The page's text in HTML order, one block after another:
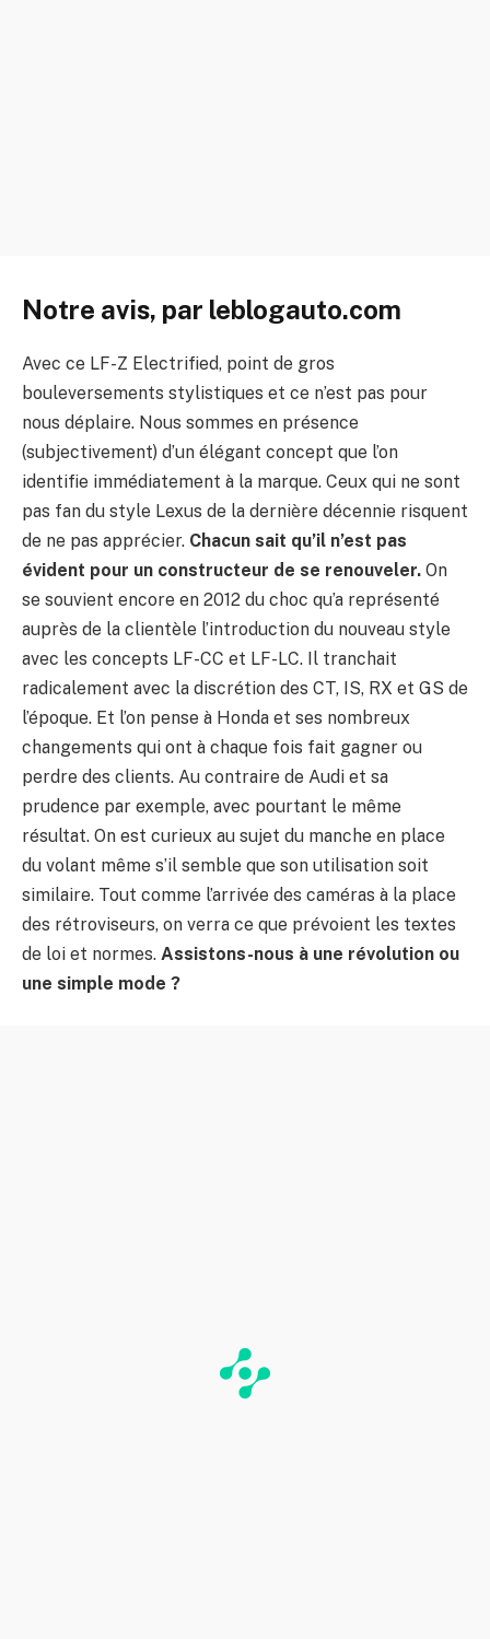
Notre avis, par leblogauto.com
Avec ce LF-Z Electrified, point de gros
bouleversements stylistiques et ce n’est pas pour
nous déplaire. Nous sommes en présence
(subjectivement) d’un élégant concept que l’on
identifie immédiatement à la marque. Ceux qui ne sont
pas fan du style Lexus de la dernière décennie risquent
de ne pas apprécier. Chacun sait qu’il n’est pas
évident pour un constructeur de se renouveler. On
se souvient encore en 2012 du choc qu’a représenté
auprès de la clientèle l’introduction du nouveau style
avec les concepts LF-CC et LF-LC. Il tranchait
radicalement avec la discrétion des CT, IS, RX et GS de
l’époque. Et l’on pense à Honda et ses nombreux
changements qui ont à chaque fois fait gagner ou
perdre des clients. Au contraire de Audi et sa
prudence par exemple, avec pourtant le même
résultat. On est curieux au sujet du manche en place
du volant même s’il semble que son utilisation soit
similaire. Tout comme l’arrivée des caméras à la place
des rétroviseurs, on verra ce que prévoient les textes
de loi et normes. Assistons-nous à une révolution ou
une simple mode ?